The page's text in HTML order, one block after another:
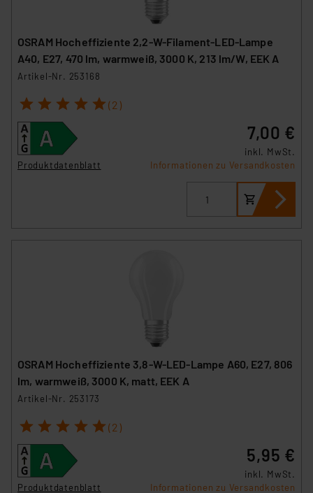
Überwachungsprogrammen verarbeiten, ohne dass
Unsere Kooperation mit diesen Dienstleistern stützt
sich auf die Standarddatenschutzklauseln der
Europäischen Kommission sowie einer eigenen
Beurteilung der mit der Datenübermittlung,
verbundenen Risiken.“
Impressum|Datenschutzerklärung
OSRAM Hocheffiziente 2,2-W-Filament-LED-Lampe
A40, E27, 470 lm, warmweiß, 3000 K, 213 lm/W, EEK A
Artikel-Nr. 253168
1 2 3 4 5 (2)
Produktdatenblatt
7,00 €
inkl. MwSt.
Informationen zu Versandkosten
OSRAM Hocheffiziente 3,8-W-LED-Lampe A60, E27, 806
lm, warmweiß, 3000 K, matt, EEK A
Artikel-Nr. 253173
1 2 3 4 5 (2)
Produktdatenblatt
5,95 €
inkl. MwSt.
Informationen zu Versandkosten